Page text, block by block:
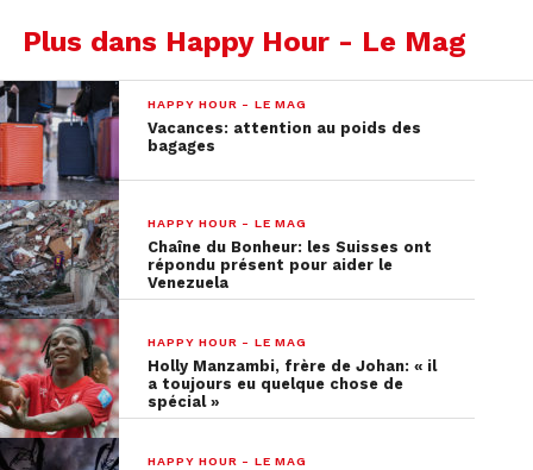
Plus dans Happy Hour - Le Mag
HAPPY HOUR - LE MAG
Vacances: attention au poids des
bagages
HAPPY HOUR - LE MAG
Chaîne du Bonheur: les Suisses ont
répondu présent pour aider le
Venezuela
HAPPY HOUR - LE MAG
Holly Manzambi, frère de Johan: « il
a toujours eu quelque chose de
spécial »
HAPPY HOUR - LE MAG